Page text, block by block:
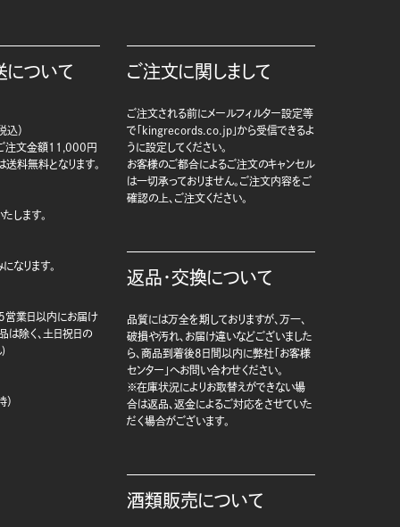
について
込）
注文金額11,000円
送料無料となります。
します。
なります。
営業日以内にお届け
は除く、土日祝日の
)
ご注文に関しまして
ご注文される前にメールフィルター設定等
で「kingrecords.co.jp」から受信できるよ
うに設定してください。
お客様のご都合によるご注文のキャンセル
は一切承っておりません。ご注文内容をご
確認の上、ご注文ください。
返品・交換について
品質には万全を期しておりますが、万一、
破損や汚れ、お届け違いなどございました
ら、商品到着後8日間以内に弊社「お客様
センター」へお問い合わせください。
※在庫状況によりお取替えができない場
合は返品、返金によるご対応をさせていた
だく場合がございます。
酒類販売について